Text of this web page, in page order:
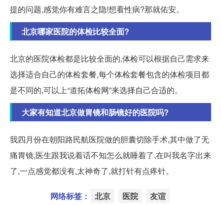
提的问题,感觉你有难言之隐!想看性病?那就佑安。
北京哪家医院的体检比较全面?
北京的医院体检都是比较全面的,体检可以根据自己需求来
选择适合自己的体检套餐,每个体检套餐包含的体检项目都
是不同的,可以上“道拓体检网”来选择自己合适的。
大家有知道北京做胃镜和肠镜好的医院吗?
我四月份在朝阳路民航医院做的胆囊切除手术,其中做了无
痛胃镜,医生跟我说着话不知怎么就睡着了,在叫我名字出来
了,一点感觉都没有,太神奇了,就打针有点疼针。
网络标签： 北京 医院 友谊